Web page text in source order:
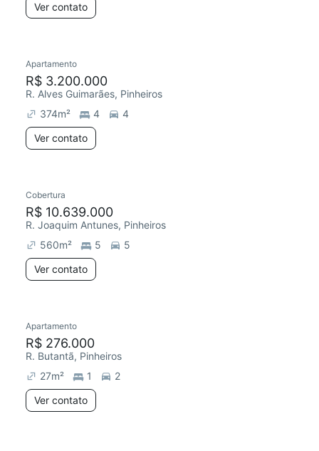
Ver contato
Apartamento
R$ 3.200.000
R. Alves Guimarães, Pinheiros
374m² 4
4
Ver contato
Redecorar
Cobertura
R$ 10.639.000
R. Joaquim Antunes, Pinheiros
560m² 5
5
Ver contato
Redecorar
Apartamento
R$ 276.000
R. Butantã, Pinheiros
27m² 1
2
Ver contato